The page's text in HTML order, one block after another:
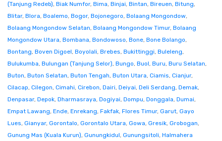
(Tanjung Redeb), Biak Numfor, Bima, Binjai, Bintan, Bireuen, Bitung,
Blitar, Blora, Boalemo, Bogor, Bojonegoro, Bolaang Mongondow,
Bolaang Mongondow Selatan, Bolaang Mongondow Timur, Bolaang
Mongondow Utara, Bombana, Bondowoso, Bone, Bone Bolango,
Bontang, Boven Digoel, Boyolali, Brebes, Bukittinggi, Buleleng,
Bulukumba, Bulungan (Tanjung Selor), Bungo, Buol, Buru, Buru Selatan,
Buton, Buton Selatan, Buton Tengah, Buton Utara, Ciamis, Cianjur,
Cilacap, Cilegon, Cimahi, Cirebon, Dairi, Deiyai, Deli Serdang, Demak,
Denpasar, Depok, Dharmasraya, Dogiyai, Dompu, Donggala, Dumai,
Empat Lawang, Ende, Enrekang, Fakfak, Flores Timur, Garut, Gayo
Lues, Gianyar, Gorontalo, Gorontalo Utara, Gowa, Gresik, Grobogan,
Gunung Mas (Kuala Kurun), Gunungkidul, Gunungsitoli, Halmahera